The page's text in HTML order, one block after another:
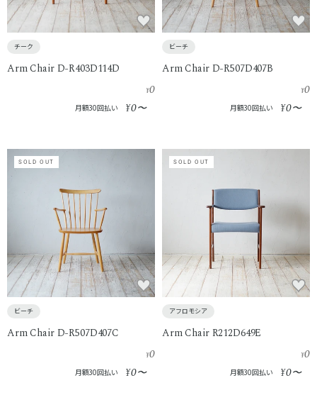
チーク
Arm Chair D-R403D114D
¥0
月額30回払い ¥0〜
ビーチ
Arm Chair D-R507D407B
¥0
月額30回払い ¥0〜
SOLD OUT
ビーチ
Arm Chair D-R507D407C
¥0
月額30回払い ¥0〜
SOLD OUT
アフロモシア
Arm Chair R212D649E
¥0
月額30回払い ¥0〜